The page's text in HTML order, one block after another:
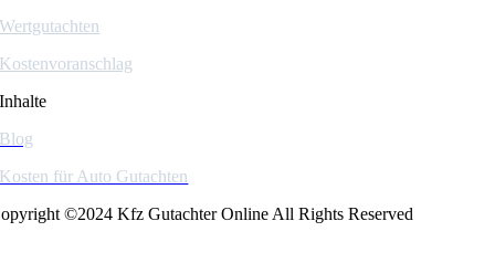
Wertgutachten
Kostenvoranschlag
Inhalte
Blog
Kosten für Auto Gutachten
©2024 Kfz Gutachter Online All Rights Reserved